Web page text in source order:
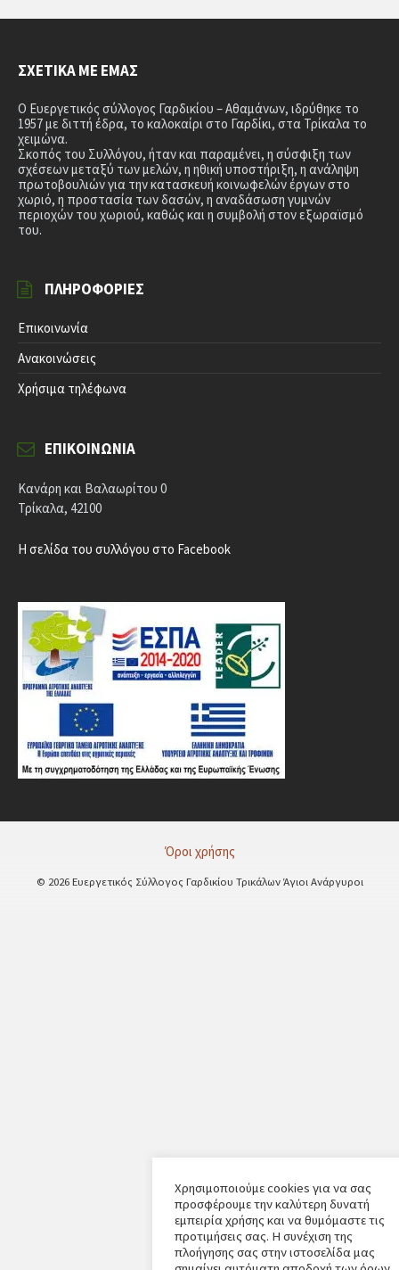
ΣΧΕΤΙΚΆ ΜΕ ΕΜΆΣ
Ο Ευεργετικός σύλλογος Γαρδικίου – Αθαμάνων, ιδρύθηκε το
1957 με διττή έδρα, το καλοκαίρι στο Γαρδίκι, στα Τρίκαλα το
χειμώνα.
Σκοπός του Συλλόγου, ήταν και παραμένει, η σύσφιξη των
σχέσεων μεταξύ των μελών, η ηθική υποστήριξη, η ανάληψη
πρωτοβουλιών για την κατασκευή κοινωφελών έργων στο
χωριό, η προστασία των δασών, η αναδάσωση γυμνών
περιοχών του χωριού, καθώς και η συμβολή στον εξωραϊσμό
του.
ΠΛΗΡΟΦΟΡΊΕΣ
Επικοινωνία
Ανακοινώσεις
Χρήσιμα τηλέφωνα
ΕΠΙΚΟΙΝΩΝΊΑ
Κανάρη και Βαλαωρίτου 0
Τρίκαλα, 42100
Η σελίδα του συλλόγου στο Facebook
Όροι χρήσης
© 2026 Ευεργετικός Σύλλογος Γαρδικίου Τρικάλων Άγιοι Ανάργυροι
Χρησιμοποιούμε cookies για να σας
προσφέρουμε την καλύτερη δυνατή
εμπειρία χρήσης και να θυμόμαστε τις
προτιμήσεις σας. Η συνέχιση της
πλοήγησης σας στην ιστοσελίδα μας